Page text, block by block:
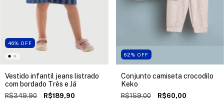
46% OFF
Vestido infantil jeans listrado
com bordado Três e Já
R$349,90 R$189,90
62% OFF
Conjunto camiseta crocodilo
Keko
R$159,00 R$60,00